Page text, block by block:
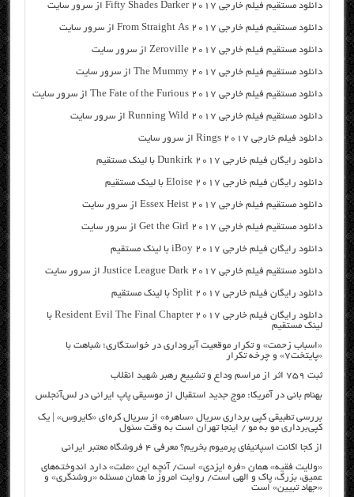
دانلود مستقیم فیلم خارجی Fifty Shades Darker 2017 از سرور سایت
دانلود مستقیم فیلم خارجی From Straight As 2017 از سرور سایت
دانلود مستقیم فیلم خارجی Zeroville 2017 از سرور سایت
دانلود مستقیم فیلم خارجی The Mummy 2017 از سرور سایت
دانلود مستقیم فیلم خارجی The Fate of the Furious 2017 از سرور سایت
دانلود مستقیم فیلم خارجی Running Wild 2017 از سرور سایت
دانلود فیلم خارجی Rings 2017 از سرور سایت
دانلود رایگان فیلم خارجی Dunkirk 2017 با لینک مستقیم
دانلود رایگان فیلم خارجی Eloise 2017 با لینک مستقیم
دانلود مستقیم فیلم خارجی Essex Heist 2017 از سرور سایت
دانلود مستقیم فیلم خارجی Get the Girl 2017 از سرور سایت
دانلود رایگان فیلم خارجی iBoy 2017 با لینک مستقیم
دانلود مستقیم فیلم خارجی Justice League Dark 2017 از سرور سایت
دانلود رایگان فیلم خارجی Split 2017 با لینک مستقیم
دانلود رایگان فیلم خارجی Resident Evil The Final Chapter 2017 با
لینک مستقیم
«اسباب زحمت» و تکرار موقعیت آبروداری در خواستگاری؛ شباهت با
«پایتخت۷» و چرخه تکرار
ثبت ۷۵۹ اثر از مراسم وداع و تشییع رهبر شهید انقلاب
بهنام بانی در آمریکا: موج جدید استقبال از موسیقی پاپ ایرانی در لس‌آنجلس
بررسی تطبیقی کپی برداری سریال «ساهره» از سریال کره‌ای «کایروس» | یک
کپی‌برداری مو به مو / اینجا تهران است به وقت سئول
از کجا اکانت اسپاتیفای پرمیوم بخریم؟ معرفی ۴ فروشگاه معتبر ایرانی
«ولایت فقیه» همان «فره ایزدی» است/ آنچه این «ملت» دارد اندوخته‌های
عمیق، بزرگ، پاک و الهی است/ روایت امروز ما همان مسئله «روشنگری» و
«جهاد تبیین» است